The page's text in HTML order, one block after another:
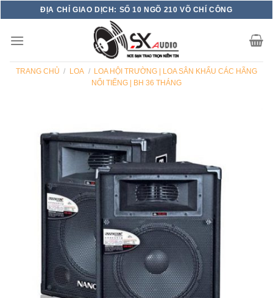
to
content
ĐỊA CHỈ GIAO DỊCH: SỐ 10 NGÕ 210 VÕ CHÍ CÔNG
TRANG CHỦ / LOA /
LOA HỘI TRƯỜNG | LOA SÂN KHẤU CÁC HÃNG
NỔI TIẾNG | BH 36 THÁNG